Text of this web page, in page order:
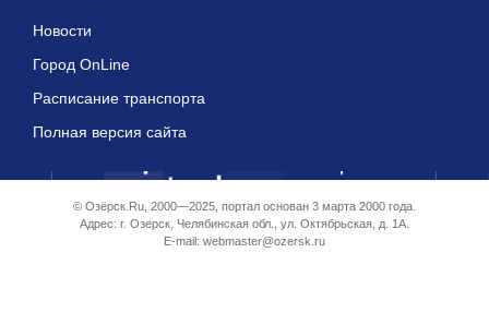
Новости
Город OnLine
Расписание транспорта
Полная версия сайта
© Озёрск.Ru, 2000—2025, портал основан 3 марта 2000 года.
Адрес: г. Озерск, Челябинская обл., ул. Октябрьская, д. 1А.
E-mail: webmaster@ozersk.ru